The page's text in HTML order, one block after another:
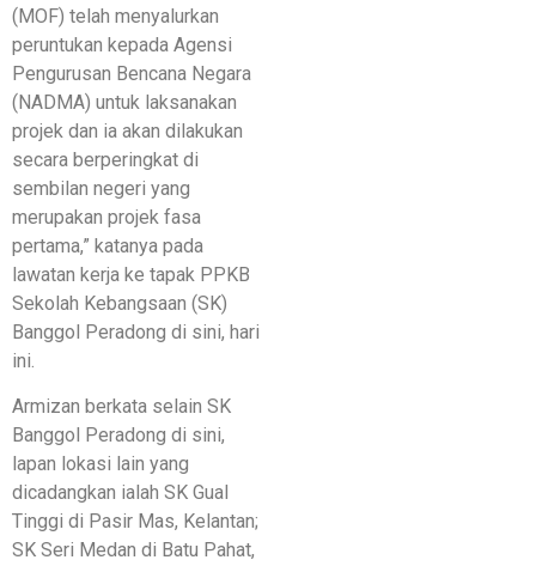
(MOF) telah menyalurkan
peruntukan kepada Agensi
Pengurusan Bencana Negara
(NADMA) untuk laksanakan
projek dan ia akan dilakukan
secara berperingkat di
sembilan negeri yang
merupakan projek fasa
pertama,” katanya pada
lawatan kerja ke tapak PPKB
Sekolah Kebangsaan (SK)
Banggol Peradong di sini, hari
ini.
Armizan berkata selain SK
Banggol Peradong di sini,
lapan lokasi lain yang
dicadangkan ialah SK Gual
Tinggi di Pasir Mas, Kelantan;
SK Seri Medan di Batu Pahat,